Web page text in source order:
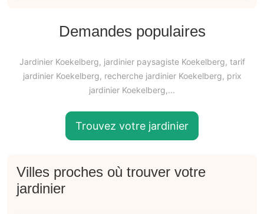
Demandes populaires
Jardinier Koekelberg, jardinier paysagiste Koekelberg, tarif
jardinier Koekelberg, recherche jardinier Koekelberg, prix
jardinier Koekelberg,...
Trouvez votre jardinier
Villes proches où trouver votre
jardinier